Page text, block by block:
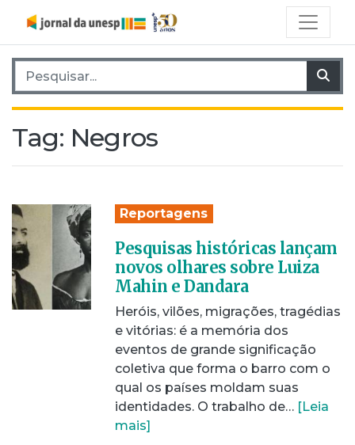
Pesquisar por:
Tag: Negros
Reportagens
Pesquisas históricas lançam
novos olhares sobre Luiza
Mahin e Dandara
Heróis, vilões, migrações, tragédias
e vitórias: é a memória dos
eventos de grande significação
coletiva que forma o barro com o
qual os países moldam suas
identidades. O trabalho de… [Leia
mais]